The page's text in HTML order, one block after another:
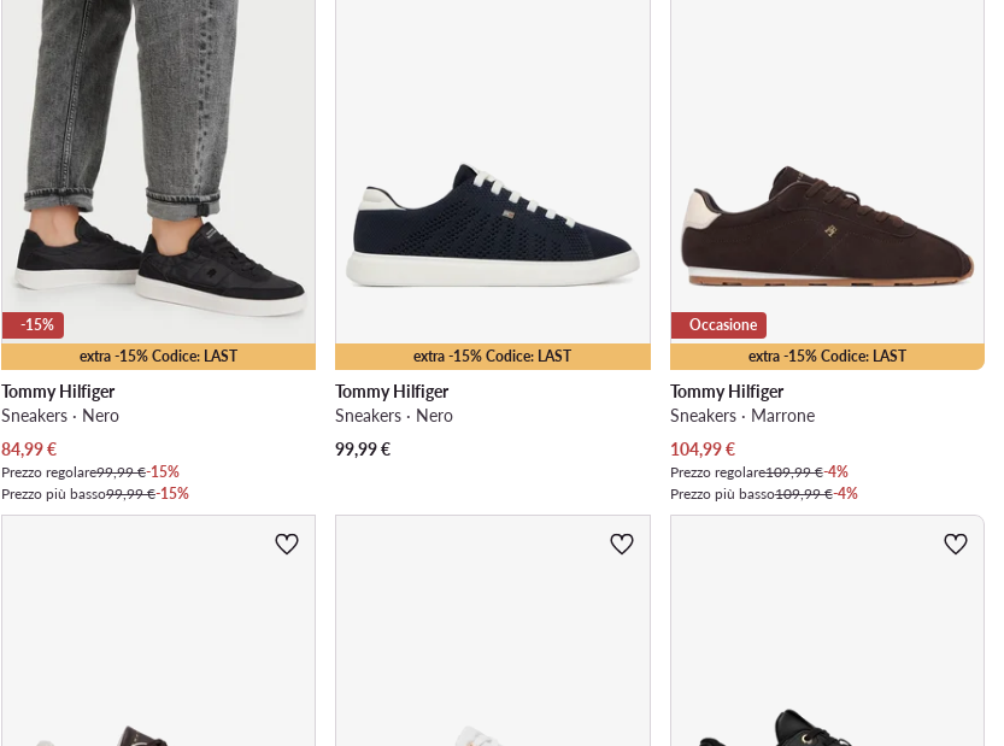
extra -15% Codice: LAST
-15%
Tommy Hilfiger
Sneakers · Nero
Prezzo attuale
84,99€
Prezzo regolare99,99 €-15%
Prezzo più basso99,99 €-15%
extra -15% Codice: LAST
Tommy Hilfiger
Sneakers · Nero
99,99€
extra -15% Codice: LAST
Occasione
Tommy Hilfiger
Sneakers · Marrone
Prezzo attuale
104,99€
Prezzo regolare109,99 €-4%
Prezzo più basso109,99 €-4%